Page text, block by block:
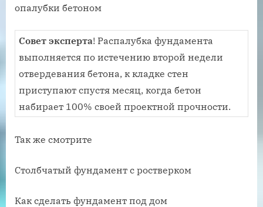
опалубки бетоном
Совет эксперта! Распалубка фундамента
выполняется по истечению второй недели
отвердевания бетона, к кладке стен
приступают спустя месяц, когда бетон
набирает 100% своей проектной прочности.
Так же смотрите
Столбчатый фундамент с ростверком
Как сделать фундамент под дом